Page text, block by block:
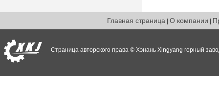
Главная страница| О компании
Страница авторского права © Хэнань Xingyang горный